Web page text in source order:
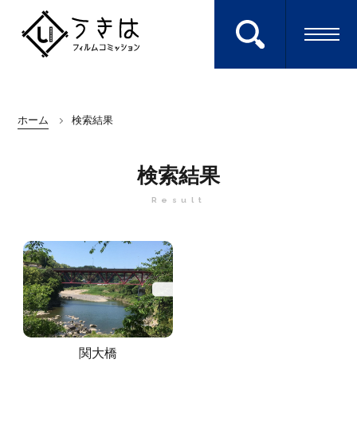
ロケ地を検索する
ホーム
うきはFCとは
ホーム 検索結果
検索結果
Result
関大橋
キーワードから探す